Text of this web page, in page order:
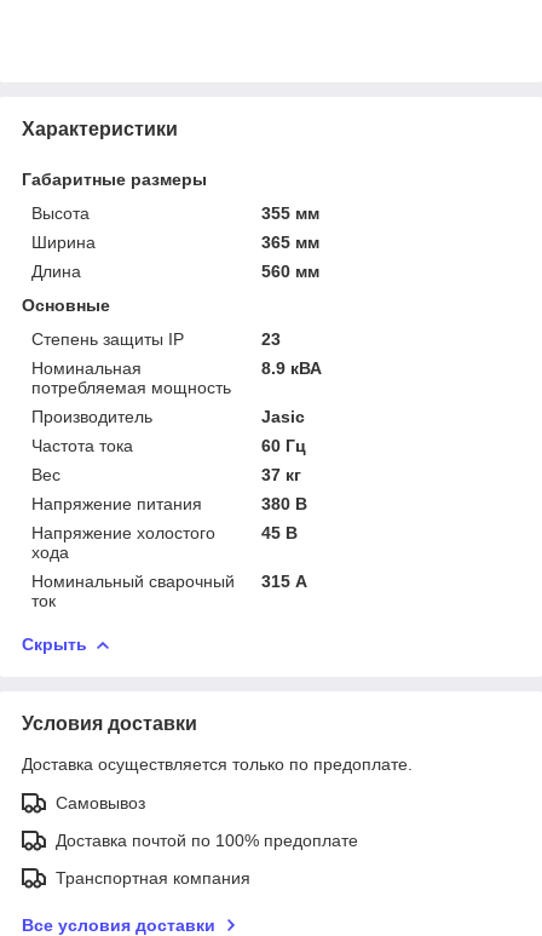
Характеристики
Габаритные размеры
Высота
355 мм
Ширина
365 мм
Длина
560 мм
Основные
Степень защиты IP
23
Номинальная
потребляемая мощность
8.9 кВА
Производитель
Jasic
Частота тока
60 Гц
Вес
37 кг
Напряжение питания
380 В
Напряжение холостого
хода
45 В
Номинальный сварочный
ток
315 А
Скрыть
Условия доставки
Доставка осуществляется только по предоплате.
Самовывоз
Доставка почтой по 100% предоплате
Транспортная компания
Все условия доставки